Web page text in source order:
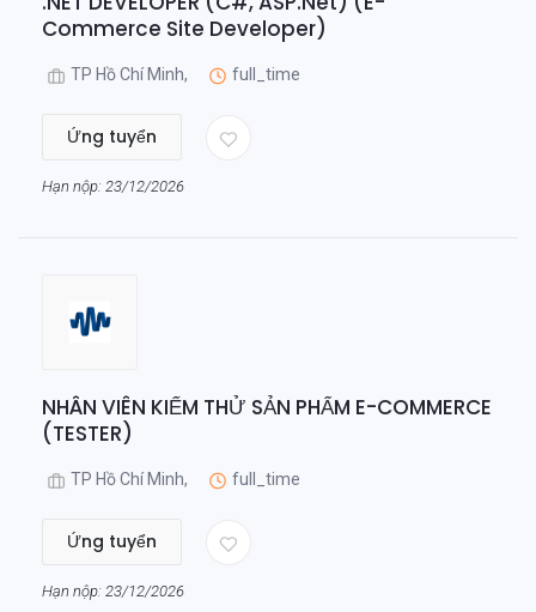
Commerce Site Developer)
TP Hồ Chí Minh, full_time
Ứng tuyển
Hạn nộp: 23/12/2026
NHÂN VIÊN KIỂM THỬ SẢN PHẨM E-COMMERCE
(TESTER)
TP Hồ Chí Minh, full_time
Ứng tuyển
Hạn nộp: 23/12/2026